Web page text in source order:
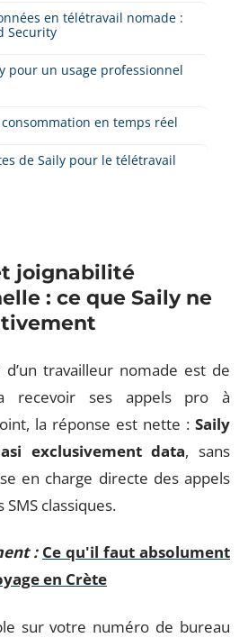
en télétravail nomade :
Security
pour un usage professionnel
en temps réel
de Saily pour le télétravail
joignabilité
: ce que Saily ne
travailleur nomade est de
recevoir ses appels pro à
la réponse est nette : Saily
exclusivement data, sans
en charge directe des appels
classiques.
: Ce qu'il faut absolument
en Crète
sur votre numéro de bureau